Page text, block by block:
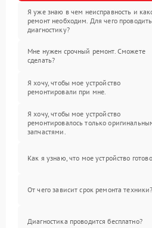
Я уже знаю в чем неисправность и
ремонт необходим. Для чего проводить
диагностику?
Мне нужен срочный ремонт. Сможете
сделать?
Я хочу, чтобы мое устройство
ремонтировали при мне.
Я хочу, чтобы мое устройство
ремонтировалось только
запчастями.
Как я узнаю, что мое устройство
От чего зависит срок ремонта техники?
Диагностика проводится бесплатно?